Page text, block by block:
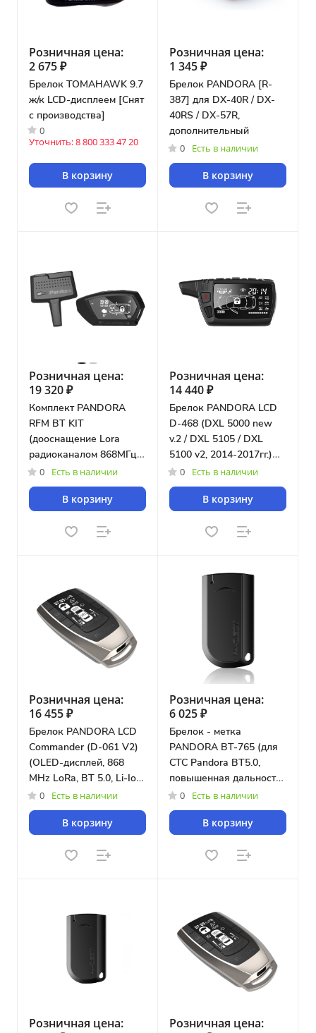
Розничная цена:
2 675 ₽
Брелок TOMAHAWK 9.7
ж/к LCD-дисплеем [Снят
с производства]
0
Уточнить: 8 800 333 47 20
В корзину
Розничная цена:
1 345 ₽
Брелок PANDORA [R-
387] для DX-40R / DX-
40RS / DX-57R,
дополнительный
0 Есть в наличии
В корзину
Розничная цена:
19 320 ₽
Комплект PANDORA
RFM BT KIT
(дооснащение Lora
радиоканалом 868МГц =
брелок Pandora D-043 +
RF - антенный модуль
Pandora D-043)
0 Есть в наличии
В корзину
Розничная цена:
14 440 ₽
Брелок PANDORA LCD
D-468 (DXL 5000 new
v.2 / DXL 5105 / DXL
5100 v2, 2014-2017гг.)
[8922]
0 Есть в наличии
В корзину
Розничная цена:
16 455 ₽
Брелок PANDORA LCD
Commander (D-061 V2)
(OLED-дисплей, 868
MHz LoRa, BT 5.0, Li-Ion
400 мА/ч, USB-C +
беспроводная зарядка,
выключение по
0 Есть в наличии
В корзину
Розничная цена:
6 025 ₽
Брелок - метка
PANDORA BT-765 (для
СТС Pandora BT5.0,
повышенная дальность
работы, акселерометр,
CR2032)
0 Есть в наличии
В корзину
Розничная цена:
Розничная цена: